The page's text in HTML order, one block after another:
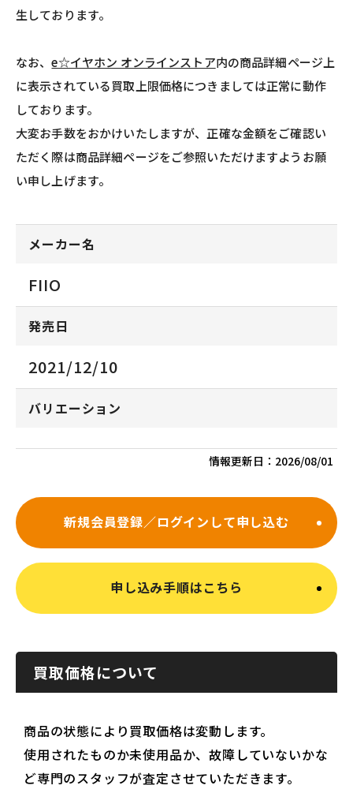
生しております。
なお、e☆イヤホン オンラインストア内の商品詳細ページ上
に表示されている買取上限価格につきましては正常に動作
しております。
大変お手数をおかけいたしますが、正確な金額をご確認い
ただく際は商品詳細ページをご参照いただけますようお願
い申し上げます。
メーカー名
FIIO
発売日
2021/12/10
バリエーション
情報更新日： 2026/08/01
新規会員登録／ログインして申し込む
申し込み手順はこちら
買取価格について
商品の状態により買取価格は変動します。
使用されたものか未使用品か、故障していないかな
ど専門のスタッフが査定させていただきます。